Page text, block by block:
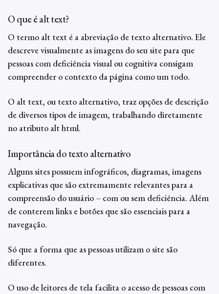
O que é alt text?
O termo alt text é a abreviação de texto alternativo. Ele
descreve visualmente as imagens do seu site para que
pessoas com deficiência visual ou cognitiva consigam
compreender o contexto da página como um todo.
O alt text, ou texto alternativo, traz opções de descrição
de diversos tipos de imagem, trabalhando diretamente
no atributo alt html.
Importância do texto alternativo
Alguns sites possuem infográficos, diagramas, imagens
explicativas que são extremamente relevantes para a
compreensão do usuário – com ou sem deficiência. Além
de conterem links e botões que são essenciais para a
navegação.
Só que a forma que as pessoas utilizam o site são
diferentes.
O uso deleitores de tela facilita o acesso de pessoas com